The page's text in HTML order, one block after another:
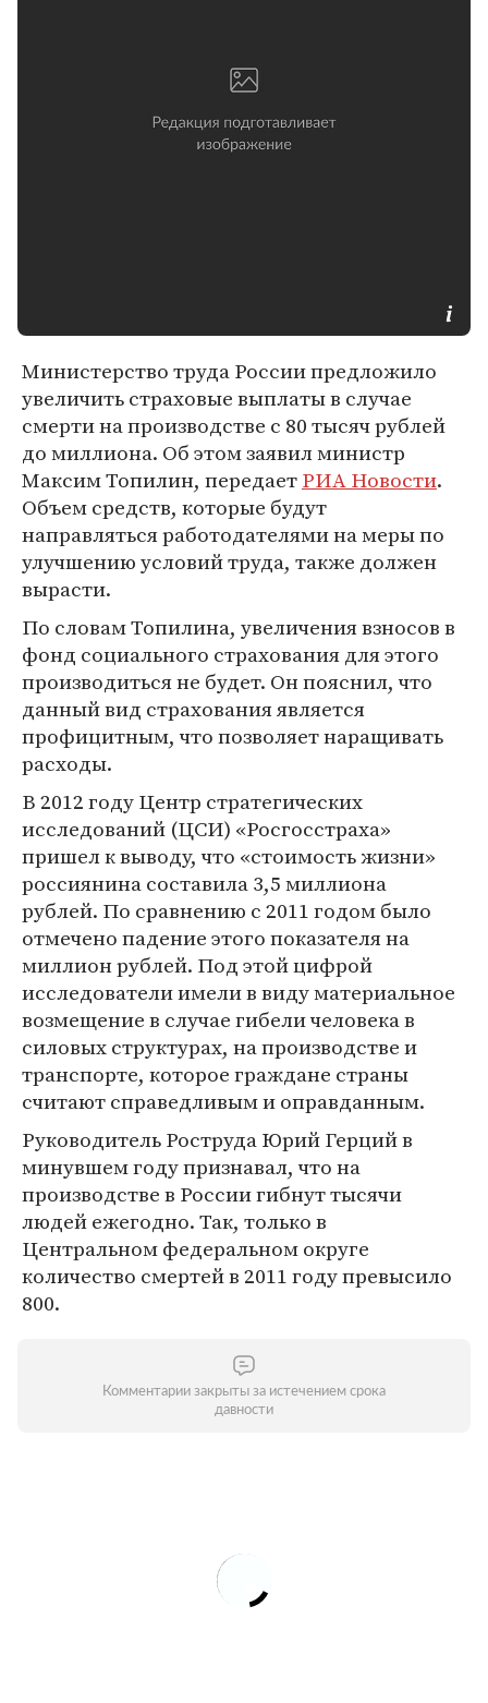
Министерство труда России предложило
увеличить страховые выплаты в случае
смерти на производстве с 80 тысяч рублей
до миллиона. Об этом заявил министр
Максим Топилин, передаетРИА Новости.
Объем средств, которые будут
направляться работодателями на меры по
улучшению условий труда, также должен
вырасти.
По словам Топилина, увеличения взносов в
фонд социального страхования для этого
производиться не будет. Он пояснил, что
данный вид страхования является
профицитным, что позволяет наращивать
расходы.
В 2012 году Центр стратегических
исследований (ЦСИ) «Росгосстраха»
пришел к выводу, что «стоимость жизни»
россиянина составила 3,5 миллиона
рублей. По сравнению с 2011 годом было
отмечено падение этого показателя на
миллион рублей. Под этой цифрой
исследователи имели в виду материальное
возмещение в случае гибели человека в
силовых структурах, на производстве и
транспорте, которое граждане страны
считают справедливым и оправданным.
Руководитель Роструда Юрий Герций в
минувшем году признавал, что на
производстве в России гибнут тысячи
людей ежегодно. Так, только в
Центральном федеральном округе
количество смертей в 2011 году превысило
800.
Комментарии закрыты за истечением срока
давности